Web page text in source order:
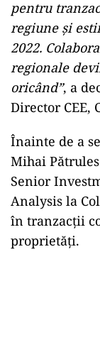
pentru
regiune și
2022.
regionale
oricând”, a
Director CEE,
Înainte de a
Mihai
Senior
Analysis la
în tranzacții
proprietăți.